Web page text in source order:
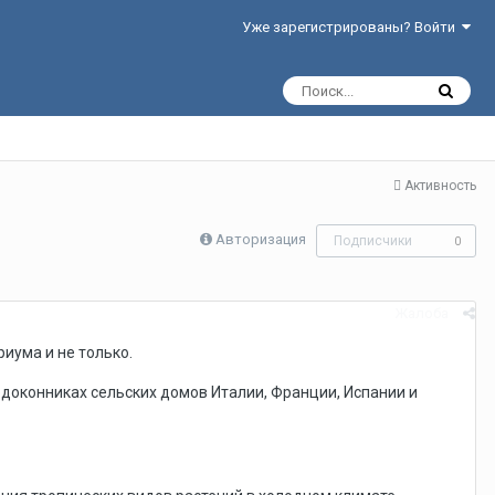
Уже зарегистрированы? Войти
Активность
Авторизация Подписчики 0
и не только.
сельских домов Италии, Франции, Испании и